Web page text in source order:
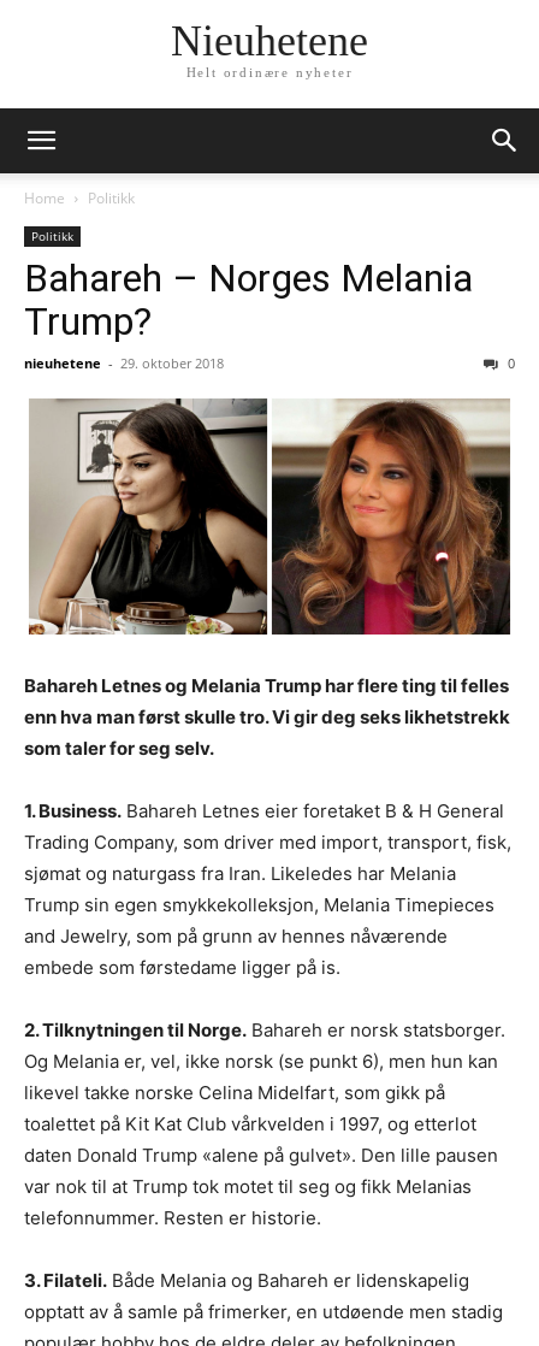
Nieuhetene
Helt ordinære nyheter
Home Politikk
Politikk
Bahareh – Norges Melania
Trump?
nieuhetene - 29. oktober 2018 0
Bahareh Letnes og Melania Trump har flere ting til felles
enn hva manførst skulle tro. Vi gir deg seks likhetstrekk
som taler for seg selv.
1. Business. Bahareh Letnes eier foretaket B & H General
Trading Company, som driver med import, transport, fisk,
sjømat og naturgass fra Iran. Likeledes har Melania
Trump sin egen smykkekolleksjon, Melania Timepieces
and Jewelry, som på grunn av hennes nåværende
embede som førstedame ligger på is.
2. Tilknytningen til Norge. Bahareh er norsk statsborger.
Og Melania er, vel, ikke norsk (se punkt 6), men hun kan
likevel takke norske Celina Midelfart, som gikk på
toalettet på Kit Kat Club vårkvelden i 1997, og etterlot
daten Donald Trump «alene på gulvet». Den lille pausen
var nok til at Trump tok motet til seg og fikk Melanias
telefonnummer. Resten er historie.
3. Filateli. Både Melania og Bahareh er lidenskapelig
opptatt av å samle på frimerker, en utdøende men stadig